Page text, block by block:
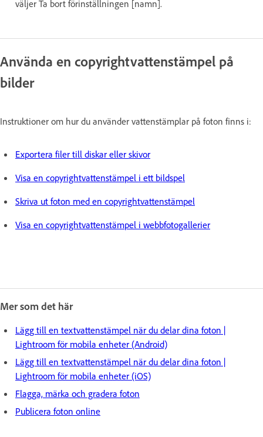
väljer Ta bort förinställningen [namn].
Använda en copyrightvattenstämpel på
bilder
Instruktioner om hur du använder vattenstämplar på foton finns i:
Exportera filer till diskar eller skivor
Visa en copyrightvattenstämpel i ett bildspel
Skriva ut foton med en copyrightvattenstämpel
Visa en copyrightvattenstämpel i webbfotogallerier
Mer som det här
Lägg till en textvattenstämpel när du delar dina foton |
Lightroom för mobila enheter (Android)
Lägg till en textvattenstämpel när du delar dina foton |
Lightroom för mobila enheter (iOS)
Flagga, märka och gradera foton
Publicera foton online